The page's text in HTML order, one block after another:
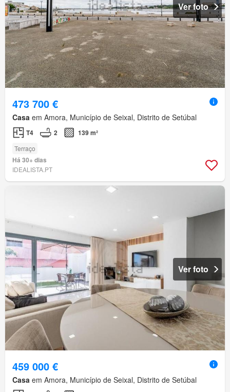
Ver foto
473 700 €
Casa em Amora, Município de Seixal, Distrito de Setúbal
T4 2 139 m²
Terraço
Há 30+ dias
IDEALISTA.PT
Ver foto
459 000 €
Casa em Amora, Município de Seixal, Distrito de Setúbal